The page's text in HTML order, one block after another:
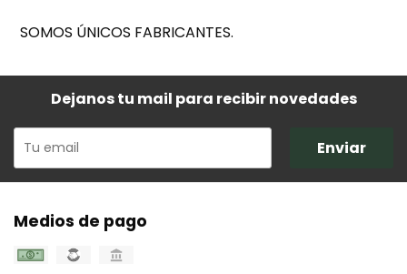
SOMOS ÚNICOS FABRICANTES.
Dejanos tu mail para recibir novedades
Enviar
Medios de pago